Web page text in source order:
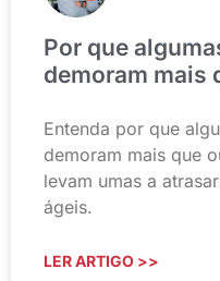
Por que
demoram mais
Entenda por que
demoram mais que
levam umas a
ágeis.
LER ARTIGO >>